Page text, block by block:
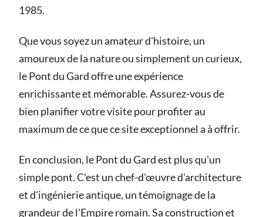
1985.
Que vous soyez un amateur d'histoire, un
amoureux de la nature ou simplement un curieux,
le Pont du Gard offre une expérience
enrichissante et mémorable. Assurez-vous de
bien planifier votre visite pour profiter au
maximum de ce que ce site exceptionnel a à offrir.
En conclusion, le Pont du Gard est plus qu'un
simple pont. C'est un chef-d'œuvre d'architecture
et d'ingénierie antique, un témoignage de la
grandeur de l'Empire romain. Sa construction et